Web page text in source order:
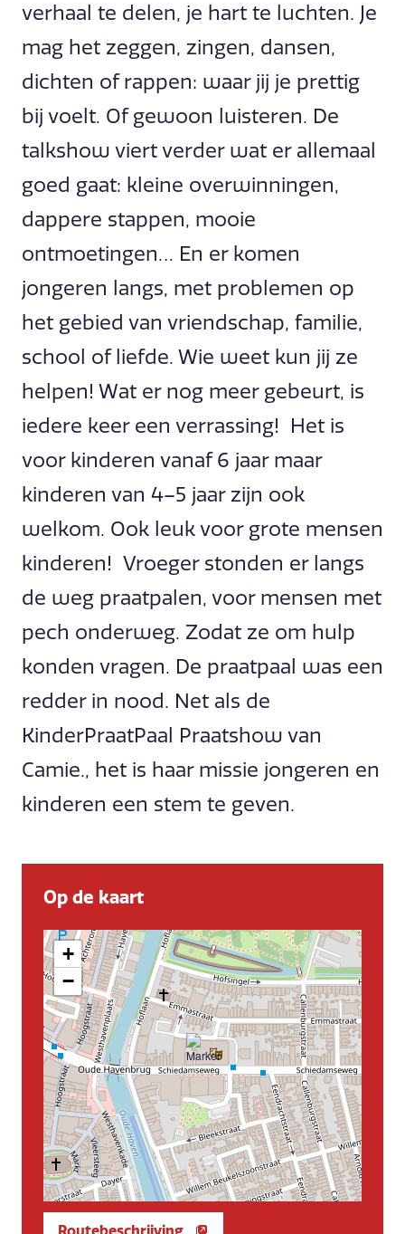
verhaal te delen, je hart te luchten. Je
mag het zeggen, zingen, dansen,
dichten of rappen: waar jij je prettig
bij voelt. Of gewoon luisteren. De
talkshow viert verder wat er allemaal
goed gaat: kleine overwinningen,
dappere stappen, mooie
ontmoetingen… En er komen
jongeren langs, met problemen op
het gebied van vriendschap, familie,
school of liefde. Wie weet kun jij ze
helpen! Wat er nog meer gebeurt, is
iedere keer een verrassing! Het is
voor kinderen vanaf 6 jaar maar
kinderen van 4–5 jaar zijn ook
welkom. Ook leuk voor grote mensen
kinderen! Vroeger stonden er langs
de weg praatpalen, voor mensen met
pech onderweg. Zodat ze om hulp
konden vragen. De praatpaal was een
redder in nood. Net als de
KinderPraatPaal Praatshow van
Camie., het is haar missie jongeren en
kinderen een stem te geven.
Op de kaart
+
−